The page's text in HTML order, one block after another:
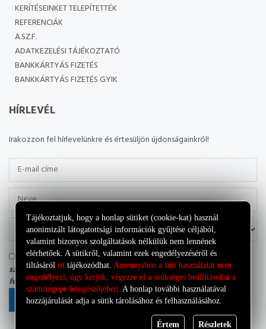
KERÍTÉSEINKET TELEPÍTETTÉK
REFERENCIÁK
A.SZ.F.
ADATKEZELÉSI TÁJÉKOZTATÓ
BANKKÁRTYÁS FIZETÉS
BANKKÁRTYÁS FIZETÉS GYIK
HÍRLEVÉL
Irakozzon fel hírlevelünkre és értesüljön újdonságainkról!
Tudomásul veszem, hogy az adatkezelő a most megadott
személyes adataimat a sajátAdatkezelési tájékoztatójának
feltételei szerint kezelheti.
FELIRATKOZÁS
Tájékoztatjuk, hogy a honlap sütiket (cookie-kat) használ
anonimizált látogatottsági információk gyűjtése céljából,
valamint bizonyos szolgáltatások nélkülük nem lennének
elérhetőek. A sütikről, valamint ezek engedélyezéséről és
tiltásáról itt tájékozódhat. Amennyiben a süti használatát nem
engedélyezi, úgy kérjük, végezze el a szükséges beállításokat a
számítógépe böngészőjében. A honlap további használatával
hozzájárulását adja a sütik tárolásához és felhasználásához.
Értem Részletek